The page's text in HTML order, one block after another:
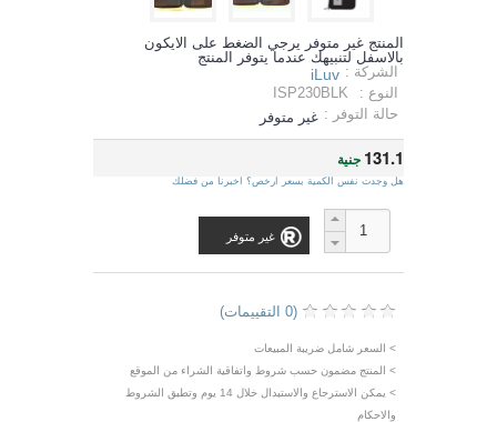
المنتج غير متوفر يرجي الضغط على الايكون
بالاسفل لتنبيهك عندما يتوفر المنتج
الشركة : iLuv
النوع :
ISP230BLK
حالة التوفر : غير متوفر
131.1 جنية
هل وجدت نفس الكمية بسعر ارخص؟ اخبرنا من فضلك
غير متوفر
(0 التقييمات)
> السعر شامل ضريبة المبيعات
> المنتج مضمون حسب شروط واتفاقية الشراء من الموقع
> يمكن الاسترجاع والاستبدال خلال 14 يوم وتطبق الشروط
والاحكام